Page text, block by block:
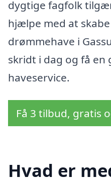
dygtige fagfolk
hjælpe med at
drømmehave i
skridt i dag og få en
haveservice.
Få 3 tilbud, gratis
Hvad er